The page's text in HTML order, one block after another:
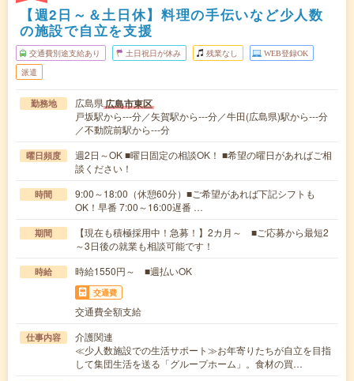
【週2日～＆土日休】料理の手伝いなど少人数
の施設で自立を支援
交通費別途支給あり 土日祝日が休み 残業なし WEB登録OK
派遣
勤務地 広島県広島市東区
戸坂駅から---分／矢賀駅から---分／牛田(広島県)駅から---分
／不動院前駅から---分
曜日頻度
週2日～OK ■曜日固定の相談OK！ ■希望の曜日があればご相
談ください！
時間
9:00～18:00（休憩60分）■ご希望があれば下記シフトも
OK！早番 7:00～16:00遅番 …
期間
【現在も積極採用中！急募！】2カ月～ ■ご応募から最短2
～3日後の就業も相談可能です！
時給 時給1550円～ ■週払いOK
交通費
交通費全額支給
仕事内容
介護関連
≪少人数施設での生活サポート≫お年寄りたちが自立を目指
して集団生活を送る「グループホーム」。食材の買…